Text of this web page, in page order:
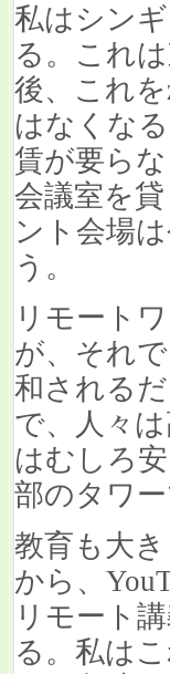
私はシン
る。これ
後、これ
はなくな
賃が要ら
会議室を
ント会場
う。
リモート
が、それ
和される
で、人々
はむしろ
部のタワ
教育も大
から、
リモート
る。私は